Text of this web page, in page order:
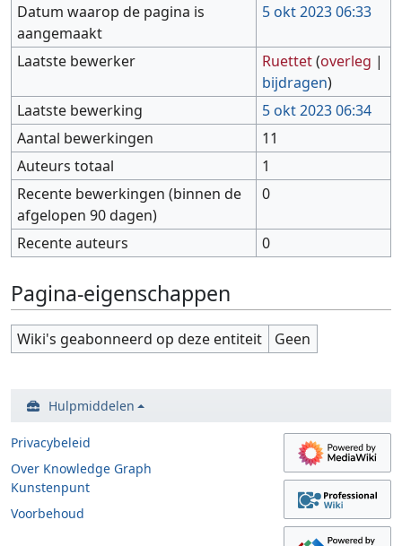
Datum waarop de pagina is
aangemaakt
5 okt 2023 06:33
Laatste bewerker Ruettet(overleg |
bijdragen)
Laatste bewerking
5 okt 2023 06:34
Aantal bewerkingen
11
Auteurs totaal
1
Recente bewerkingen (binnen de
afgelopen 90 dagen)
0
Recente auteurs 0
Pagina-eigenschappen
Wiki's geabonneerd op deze entiteit Geen
Hulpmiddelen
Privacybeleid
Over Knowledge Graph
Kunstenpunt
Voorbehoud